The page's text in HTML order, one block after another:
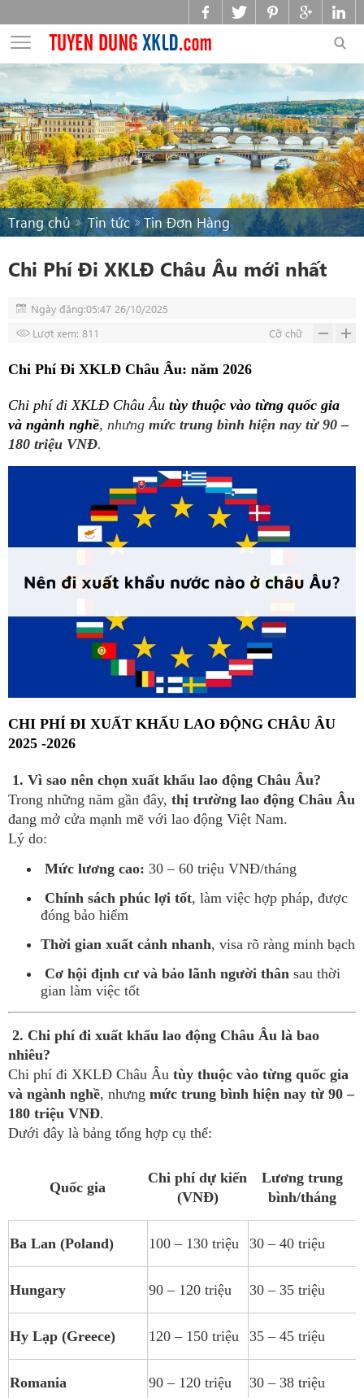
Trang chủ Tin tức Tin Đơn Hàng
Chi Phí Đi XKLĐ Châu Âu mới nhất
Ngày đăng:05:47 26/10/2025
Lượt xem: 811
Cỡ chữ
Chi Phí Đi XKLĐ Châu Âu: năm 2026
Chi phí đi XKLĐ Châu Âu tùy thuộc vào từng quốc gia
và ngành nghề, nhưng mức trung bình hiện nay từ 90 –
180 triệu VNĐ.
CHI PHÍ ĐI XUẤT KHẨU LAO ĐỘNG CHÂU ÂU
2025 -2026
1. Vì sao nên chọn xuất khẩu lao động Châu Âu?
Trong những năm gần đây, thị trường lao động Châu Âu
đang mở cửa mạnh mẽ với lao động Việt Nam.
Lý do:
Mức lương cao: 30 – 60 triệu VNĐ/tháng
Chính sách phúc lợi tốt, làm việc hợp pháp, được
đóng bảo hiểm
Thời gian xuất cảnh nhanh, visa rõ ràng minh bạch
Cơ hội định cư và bảo lãnh người thân sau thời
gian làm việc tốt
2. Chi phí đi xuất khẩu lao động Châu Âu là bao
nhiêu?
Chi phí đi XKLĐ Châu Âu tùy thuộc vào từng quốc gia
và ngành nghề, nhưng mức trung bình hiện nay từ 90 –
180 triệu VNĐ.
Dưới đây là bảng tổng hợp cụ thể:
Quốc gia
Chi phí dự kiến
(VNĐ)
Lương trung
bình/tháng
Ba Lan (Poland) 100 – 130 triệu 30 – 40 triệu
Hungary 90 – 120 triệu 30 – 35 triệu
Hy Lạp (Greece) 120 – 150 triệu 35 – 45 triệu
Romania 90 – 120 triệu 30 – 38 triệu